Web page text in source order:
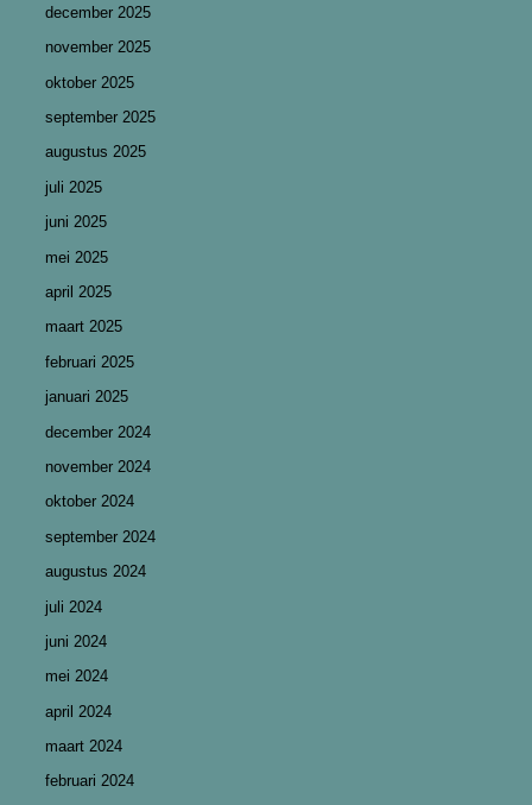
december 2025
november 2025
oktober 2025
september 2025
augustus 2025
juli 2025
juni 2025
mei 2025
april 2025
maart 2025
februari 2025
januari 2025
december 2024
november 2024
oktober 2024
september 2024
augustus 2024
juli 2024
juni 2024
mei 2024
april 2024
maart 2024
februari 2024